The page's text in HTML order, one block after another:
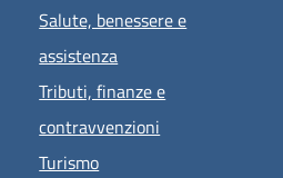
Salute, benessere e
assistenza
Tributi, finanze e
contravvenzioni
Turismo